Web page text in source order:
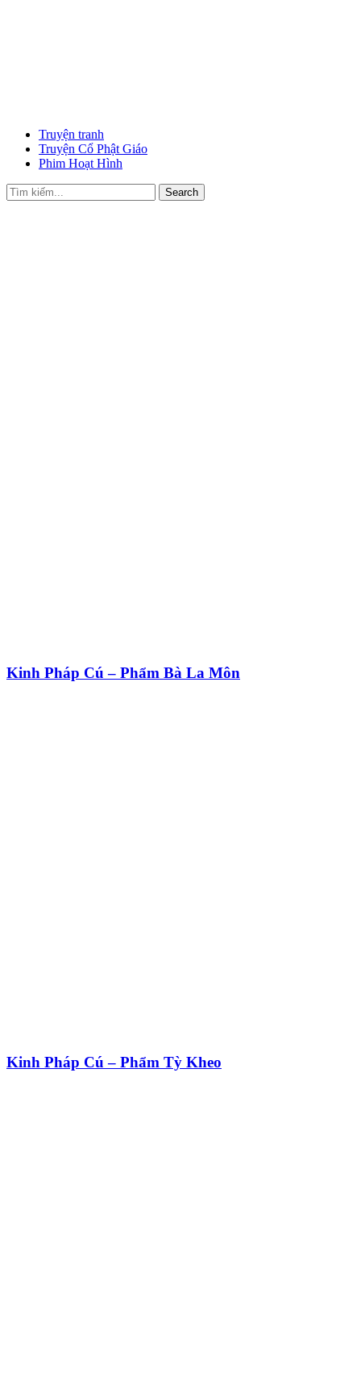
Truyện tranh
Truyện Cổ Phật Giáo
Phim Hoạt Hình
Search
Kinh Pháp Cú – Phẩm Bà La Môn
Kinh Pháp Cú – Phẩm Tỳ Kheo